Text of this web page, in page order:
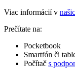
Viac informácií v
Prečítate na:
Pocketbook
Smartfón či
Počítač s